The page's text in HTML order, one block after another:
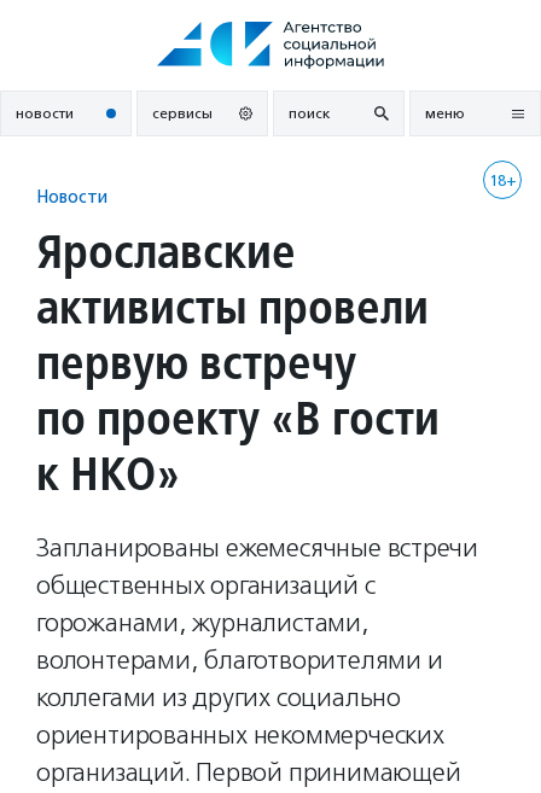
новости сервисы поиск меню
18+
Новости
Ярославские
активисты провели
первую встречу
по проекту «В гости
к НКО»
Запланированы ежемесячные встречи
общественных организаций с
горожанами, журналистами,
волонтерами, благотворителями и
коллегами из других социально
ориентированных некоммерческих
организаций. Первой принимающей